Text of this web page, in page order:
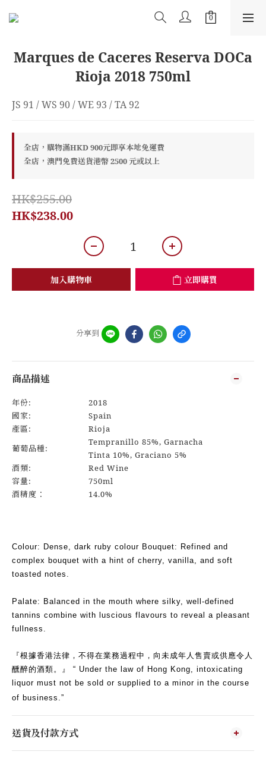
Marques de Caceres Reserva DOCa
Rioja 2018 750ml
JS 91 / WS 90 / WE 93 / TA 92
全店，購物滿HKD 900元即享本地免運費
全店，澳門免費送貨港幣 2500 元或以上
HK$255.00
HK$238.00
加入購物車 立即購買
分享到
商品描述
年份:
2018
國家:
Spain
產區:
Rioja
葡萄品種:
Tempranillo 85%, Garnacha
Tinta 10%, Graciano 5%
酒類:
Red Wine
容量:
750ml
酒精度：
14.0%
Colour: Dense, dark ruby colour Bouquet: Refined and
complex bouquet with a hint of cherry, vanilla, and soft
toasted notes.
Palate: Balanced in the mouth where silky, well-defined
tannins combine with luscious flavours to reveal a pleasant
fullness.
『根據香港法律，不得在業務過程中，向未成年人售賣或供應令人
醺醉的酒類。』 “ Under the law of Hong Kong, intoxicating
liquor must not be sold or supplied to a minor in the course
of business.”
送貨及付款方式